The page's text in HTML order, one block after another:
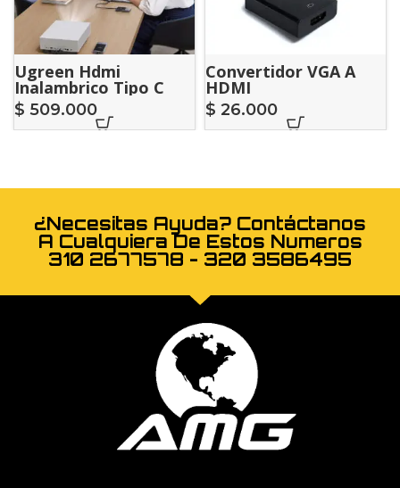
Ugreen Hdmi
Inalambrico Tipo C
$ 509.000
Convertidor VGA A
HDMI
$ 26.000
¿Necesitas Ayuda? Contáctanos
A Cualquiera De Estos Numeros
310 2677578 - 320 3586495